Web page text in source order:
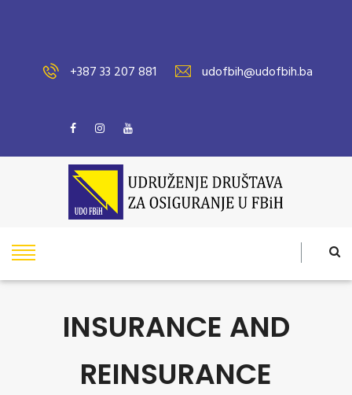
+387 33 207 881 udofbih@udofbih.ba
INSURANCE AND
REINSURANCE